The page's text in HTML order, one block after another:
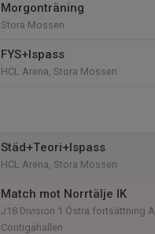
Morgonträning
Stora Mossen
FYS+Ispass
HCL Arena, Stora Mossen
Städ+Teori+Ispass
HCL Arena, Stora Mossen
Match mot Norrtälje IK
J18 Division 1 Östra fortsättning A
Contigahallen